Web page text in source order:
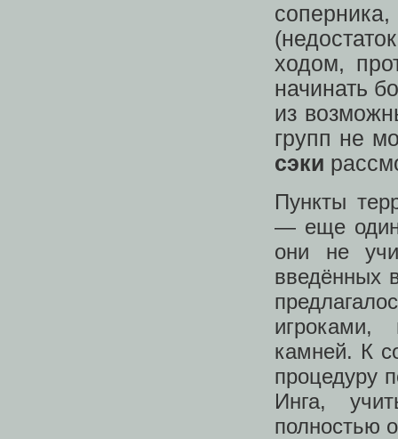
ходом,
начинать
из
групп не
сэки
Пункты
— еще один
они не
введённых
игроками,
камней. К
процедуру
Инга,
полностью